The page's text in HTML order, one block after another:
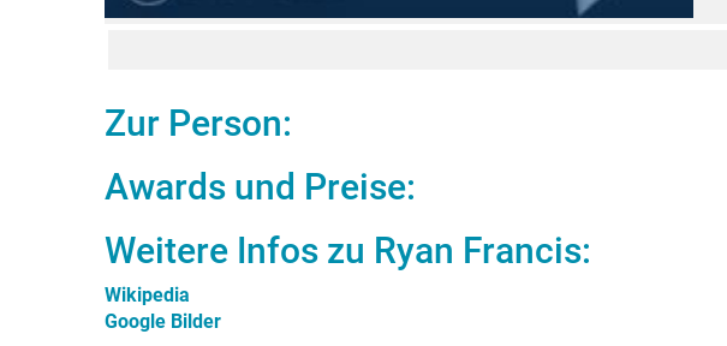
Zur Person:
Awards und Preise:
Weitere Infos zu Ryan Francis:
Wikipedia
Google Bilder